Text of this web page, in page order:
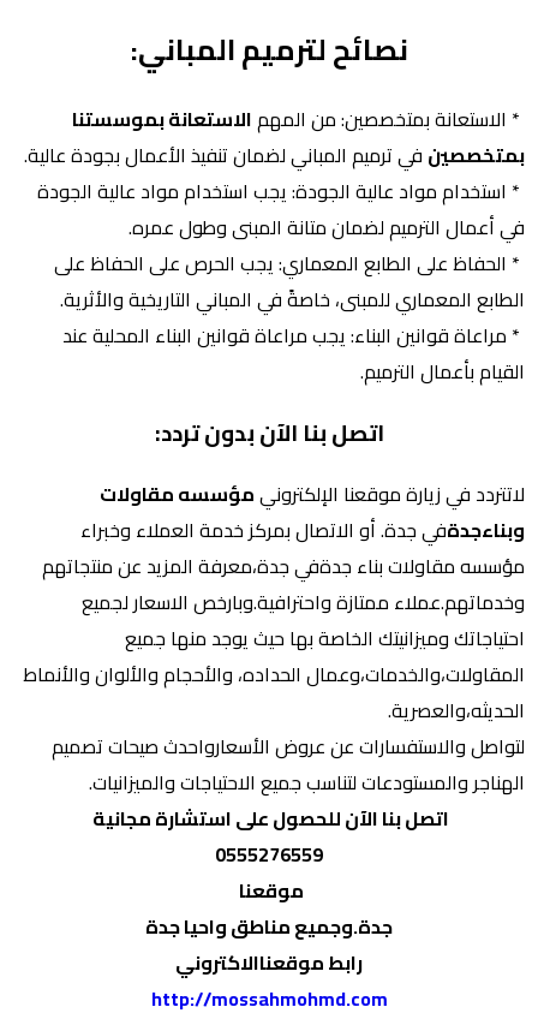
نصائح لترميم المباني:
* الاستعانة بمتخصصين: من المهمالاستعانة بموسستنا
بمتخصصين في ترميم المباني لضمان تنفيذ الأعمال بجودة عالية.
* استخدام مواد عالية الجودة: يجب استخدام مواد عالية الجودة
في أعمال الترميم لضمان متانة المبنى وطول عمره.
* الحفاظ على الطابع المعماري: يجب الحرص على الحفاظ على
الطابع المعماري للمبنى، خاصةً في المباني التاريخية والأثرية.
* مراعاة قوانين البناء: يجب مراعاة قوانين البناء المحلية عند
القيام بأعمال الترميم.
اتصل بنا الآن بدون تردد:
لاتتردد في زيارة موقعنا الإلكترونيمؤسسه مقاولات
وبناءجدةفي جدة. أو الاتصال بمركز خدمة العملاء وخبراء
مؤسسه مقاولات بناء جدةفي جدة،معرفة المزيد عن منتجاتهم
وخدماتهم.عملاء ممتازة واحترافية.وبارخص الاسعار لجميع
احتياجاتك وميزانيتك الخاصة بها حيث يوجد منها جميع
المقاولات،والخدمات،وعمال الحداده، والأحجام والألوان والأنماط
الحديثه،والعصرية.
لتواصل والاستفسارات عن عروض الأسعارواحدث صيحات تصميم
الهناجر والمستودعات لتناسب جميع الاحتياجات والميزانيات.
اتصل بنا الآن للحصول على استشارة مجانية
0555276559
موقعنا
جدة.وجميع مناطق واحيا جدة
رابط موقعناالاكتروني
http://mossahmohmd.com